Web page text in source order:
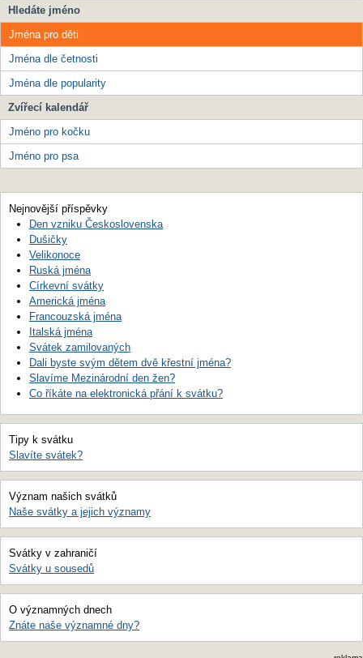
Hledáte jméno
Jména pro děti
Jména dle četnosti
Jména dle popularity
Zvířecí kalendář
Jméno pro kočku
Jméno pro psa
Nejnovější příspěvky
Den vzniku Československa
Dušičky
Velikonoce
Ruská jména
Církevní svátky
Americká jména
Francouzská jména
Italská jména
Svátek zamilovaných
Dali byste svým dětem dvě křestní jména?
Slavíme Mezinárodní den žen?
Co říkáte na elektronická přání k svátku?
Tipy k svátku
Slavíte svátek?
Význam našich svátků
Naše svátky a jejich významy
Svátky v zahraničí
Svátky u sousedů
O významných dnech
Znáte naše významné dny?